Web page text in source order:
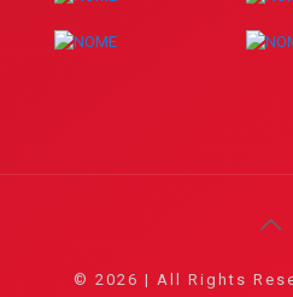
© 2026 | All Rights